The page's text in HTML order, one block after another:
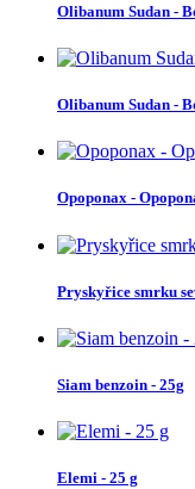
Olibanum Sudan -
Olibanum Sudan -
Opoponax -
Pryskyřice smrku
Siam benzoin - 25g
Elemi - 25 g